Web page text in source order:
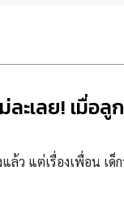
ะเลย! เมื่อลู
ล้ว แต่เรื่องเพื่อน